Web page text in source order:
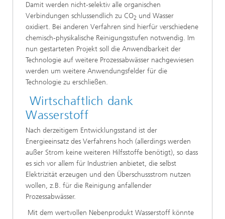
Damit werden nicht-selektiv alle organischen
Verbindungen schlussendlich zu CO2 und Wasser
oxidiert. Bei anderen Verfahren sind hierfür verschiedene
chemisch-physikalische Reinigungsstufen notwendig. Im
nun gestarteten Projekt soll die Anwendbarkeit der
Technologie auf weitere Prozessabwässer nachgewiesen
werden um weitere Anwendungsfelder für die
Technologie zu erschließen.
Wirtschaftlich dank
Wasserstoff
Nach derzeitigem Entwicklungsstand ist der
Energieeinsatz des Verfahrens hoch (allerdings werden
außer Strom keine weiteren Hilfsstoffe benötigt), so dass
es sich vor allem für Industrien anbietet, die selbst
Elektrizität erzeugen und den Überschussstrom nutzen
wollen, z.B. für die Reinigung anfallender
Prozessabwässer.
Mit dem wertvollen Nebenprodukt Wasserstoff könnte